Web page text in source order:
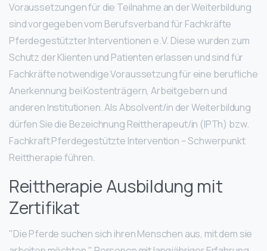
Voraussetzungen für die Teilnahme an der Weiterbildung
sind vorgegeben vom Berufsverband für Fachkräfte
Pferdegestützter Interventionen e.V. Diese wurden zum
Schutz der Klienten und Patienten erlassen und sind für
Fachkräfte notwendige Voraussetzung für eine berufliche
Anerkennung bei Kostenträgern, Arbeitgebern und
anderen Institutionen. Als Absolvent/in der Weiterbildung
dürfen Sie die Bezeichnung Reittherapeut/in (IPTh) bzw.
Fachkraft Pferdegestützte Intervention – Schwerpunkt
Reittherapie führen.
Reittherapie Ausbildung mit
Zertifikat
"Die Pferde suchen sich ihren Menschen aus, mit dem sie